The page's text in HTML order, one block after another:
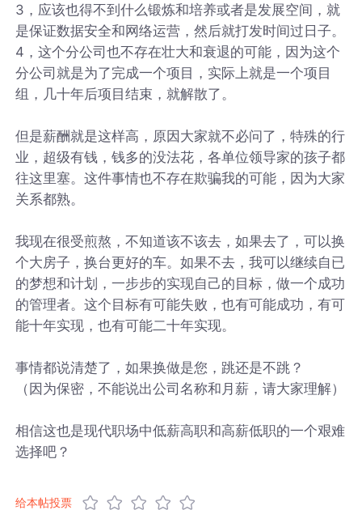
3，应该也得不到什么锻炼和培养或者是发展空间，就
是保证数据安全和网络运营，然后就打发时间过日子。
4，这个分公司也不存在壮大和衰退的可能，因为这个
分公司就是为了完成一个项目，实际上就是一个项目
组，几十年后项目结束，就解散了。
但是薪酬就是这样高，原因大家就不必问了，特殊的行
业，超级有钱，钱多的没法花，各单位领导家的孩子都
往这里塞。这件事情也不存在欺骗我的可能，因为大家
关系都熟。
我现在很受煎熬，不知道该不该去，如果去了，可以换
个大房子，换台更好的车。如果不去，我可以继续自已
的梦想和计划，一步步的实现自己的目标，做一个成功
的管理者。这个目标有可能失败，也有可能成功，有可
能十年实现，也有可能二十年实现。
事情都说清楚了，如果换做是您，跳还是不跳？
（因为保密，不能说出公司名称和月薪，请大家理解）
相信这也是现代职场中低薪高职和高薪低职的一个艰难
选择吧？
给本帖投票